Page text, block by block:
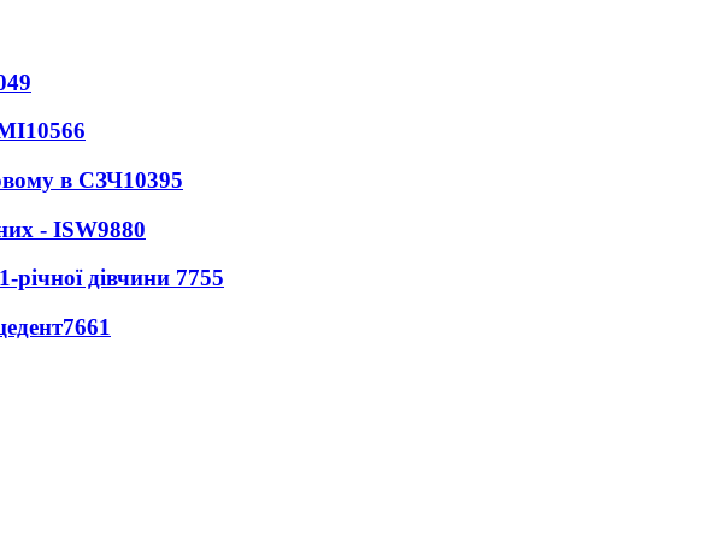
10566
в СЗЧ10395
- ISW9880
річної дівчини 7755
7661